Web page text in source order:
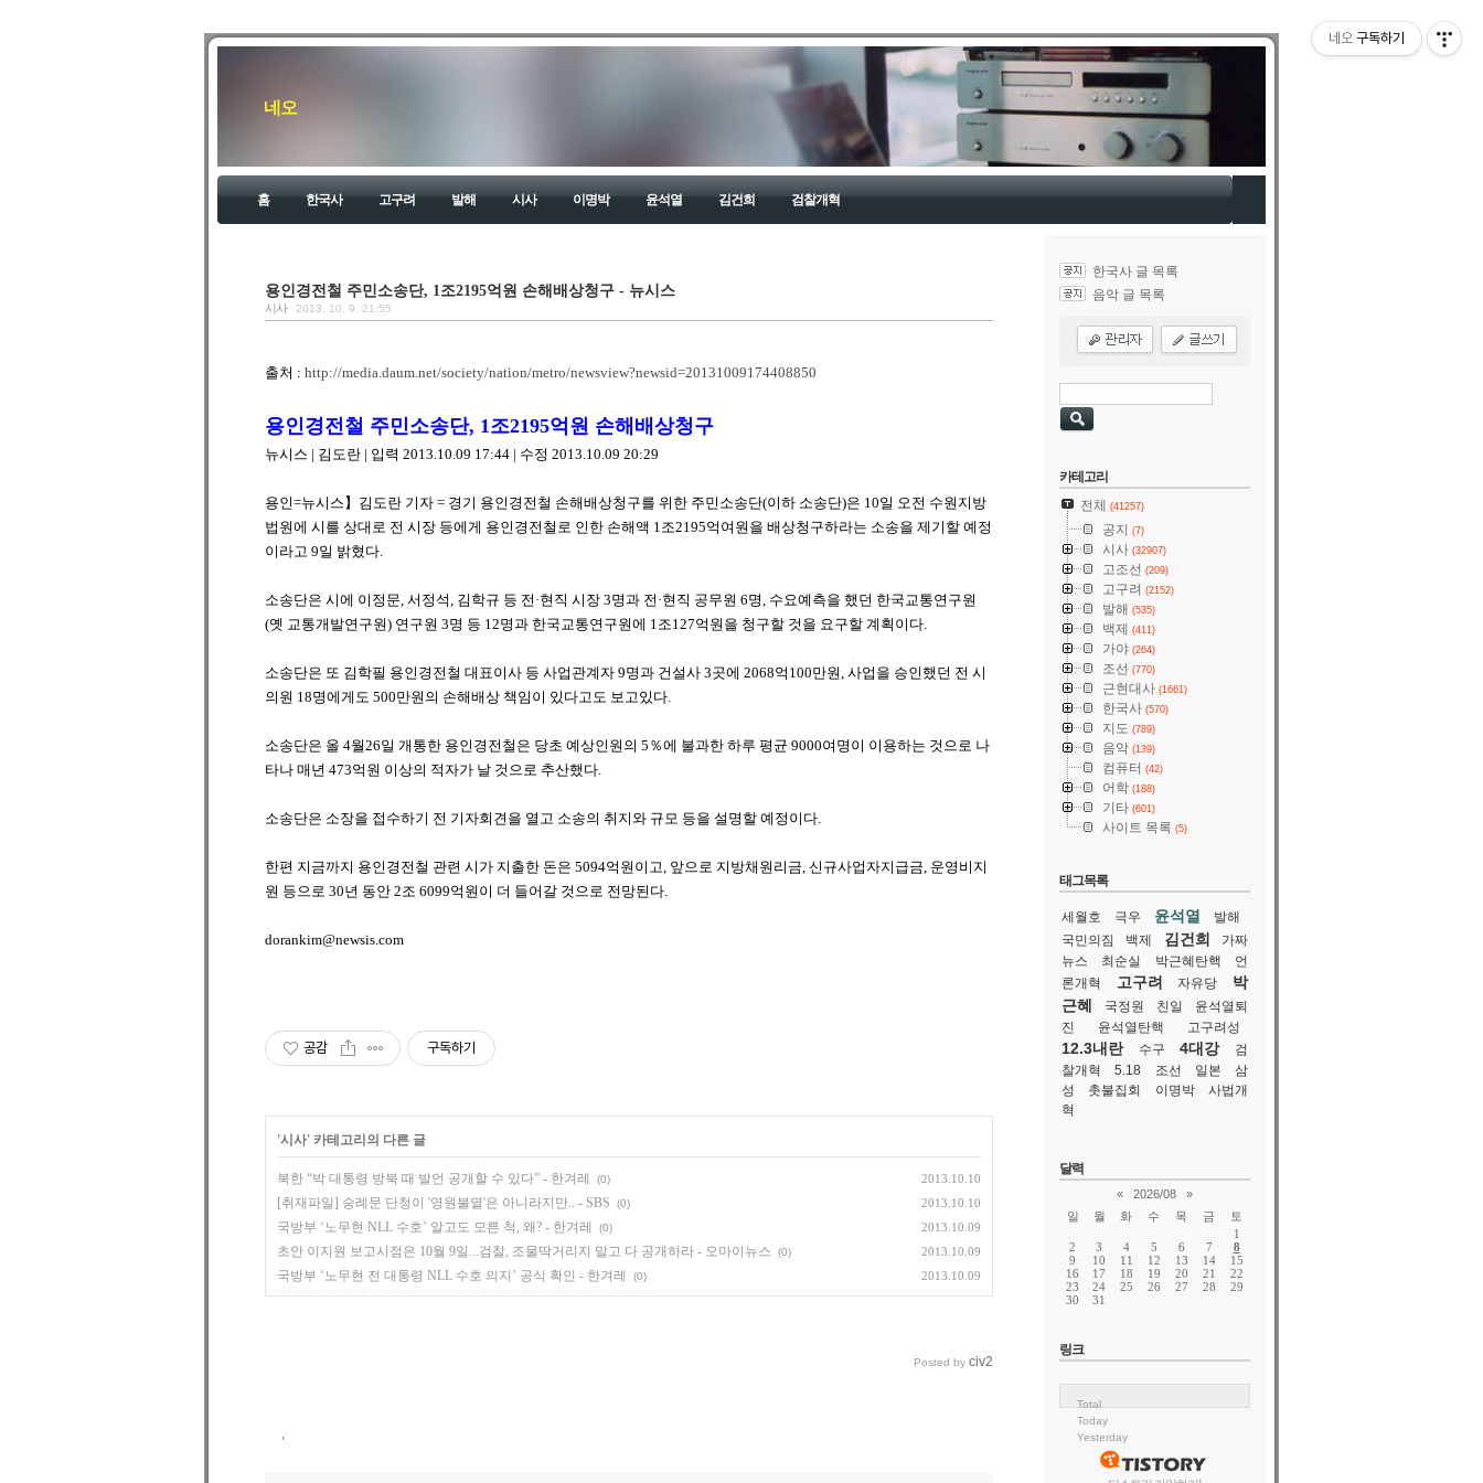
네오
홈 한국사 고구려 발해 시사 이명박 윤석열 김건희 검찰개혁
용인경전철 주민소송단, 1조2195억원 손해배상청구 - 뉴시스
시사 2013. 10. 9. 21:55
출처 : http://media.daum.net/society/nation/metro/newsview?newsid=20131009174408850
용인경전철 주민소송단, 1조2195억원 손해배상청구
뉴시스 | 김도란 | 입력 2013.10.09 17:44 | 수정 2013.10.09 20:29
용인=뉴시스】김도란 기자 = 경기 용인경전철 손해배상청구를 위한 주민소송단(이하 소송단)은 10일 오전 수원지방
법원에 시를 상대로 전 시장 등에게 용인경전철로 인한 손해액 1조2195억여원을 배상청구하라는 소송을 제기할 예정
이라고 9일 밝혔다.
소송단은 시에 이정문, 서정석, 김학규 등 전·현직 시장 3명과 전·현직 공무원 6명, 수요예측을 했던 한국교통연구원
(옛 교통개발연구원) 연구원 3명 등 12명과 한국교통연구원에 1조127억원을 청구할 것을 요구할 계획이다.
소송단은 또 김학필 용인경전철 대표이사 등 사업관계자 9명과 건설사 3곳에 2068억100만원, 사업을 승인했던 전 시
의원 18명에게도 500만원의 손해배상 책임이 있다고도 보고있다.
소송단은 올 4월26일 개통한 용인경전철은 당초 예상인원의 5％에 불과한 하루 평균 9000여명이 이용하는 것으로 나
타나 매년 473억원 이상의 적자가 날 것으로 추산했다.
소송단은 소장을 접수하기 전 기자회견을 열고 소송의 취지와 규모 등을 설명할 예정이다.
한편 지금까지 용인경전철 관련 시가 지출한 돈은 5094억원이고, 앞으로 지방채원리금, 신규사업자지급금, 운영비지
원 등으로 30년 동안 2조 6099억원이 더 들어갈 것으로 전망된다.
dorankim@newsis.com
공감 구독하기
'시사' 카테고리의 다른 글
북한 “박 대통령 방북 때 발언 공개할 수 있다” - 한겨레 (0) 2013.10.10
[취재파일] 숭례문 단청이 '영원불멸'은 아니라지만.. - SBS (0) 2013.10.10
국방부 ‘노무현 NLL 수호’ 알고도 모른 척, 왜? - 한겨레 (0) 2013.10.09
초안 이지원 보고시점은 10월 9일...검찰, 조물딱거리지 말고 다 공개하라 - 오마이뉴스 (0) 2013.10.09
국방부 ‘노무현 전 대통령 NLL 수호 의지’ 공식 확인 - 한겨레 (0) 2013.10.09
Posted by civ2
,
한국사 글 목록
음악 글 목록
카테고리
전체
(41257)
공지 (7)
시사 (32907)
고조선 (209)
고구려 (2152)
발해 (535)
백제 (411)
가야 (264)
조선 (770)
근현대사 (1661)
한국사 (570)
지도 (789)
음악 (139)
컴퓨터 (42)
어학 (188)
기타 (601)
사이트 목록 (5)
태그목록
세월호 극우 윤석열
발해
국민의짐
백제 김건희
가짜
뉴스
최순실 박근혜탄핵
언
론개혁
고구려 자유당
박
근혜
국정원 친일
윤석열퇴
진
윤석열탄핵 고구려성
12.3내란 수구 4대강
검
찰개혁
5.18 조선 일본
삼
성
촛불집회 이명박
사법개
혁
달력
« 2026/08
»
일
월 화 수 목 금
토
1
2
3 4 5 6 7
8
9
10 11 12 13 14
15
16
17 18 19 20 21
22
23
24 25 26 27 28
29
30
31
링크
Total
Today
Yesterday
네오 구독하기